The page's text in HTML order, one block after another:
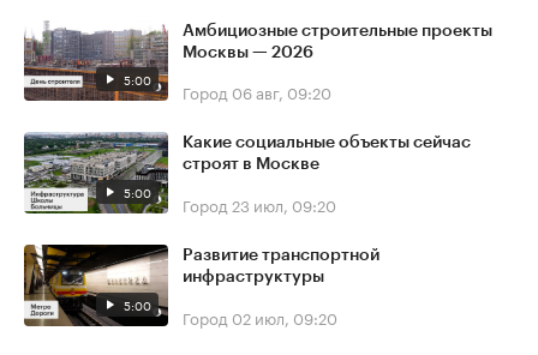
5:00
Амбициозные строительные проекты
Москвы — 2026
Город 06 авг, 09:20
5:00
Какие социальные объекты сейчас
строят в Москве
Город 23 июл, 09:20
5:00
Развитие транспортной
инфраструктуры
Город 02 июл, 09:20